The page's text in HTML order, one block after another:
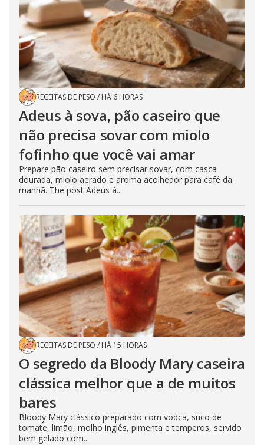
RECEITAS DE PESO / HÁ 6 HORAS
Adeus à sova, pão caseiro que
não precisa sovar com miolo
fofinho que você vai amar
Prepare pão caseiro sem precisar sovar, com casca
dourada, miolo aerado e aroma acolhedor para café da
manhã. The post Adeus à...
RECEITAS DE PESO / HÁ 15 HORAS
O segredo da Bloody Mary caseira
clássica melhor que a de muitos
bares
Bloody Mary clássico preparado com vodca, suco de
tomate, limão, molho inglês, pimenta e temperos, servido
bem gelado com...